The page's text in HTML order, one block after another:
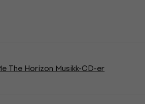
The Horizon Musikk-CD-er